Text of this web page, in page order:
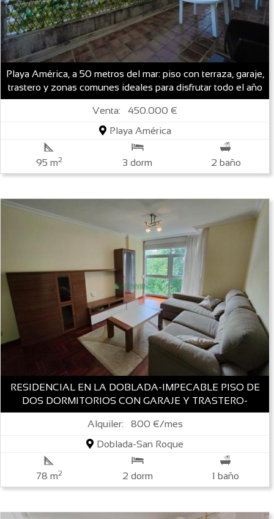
Playa América, a 50 metros del mar: piso con terraza, garaje,
trastero y zonas comunes ideales para disfrutar todo el año
Venta: 450.000 €
Playa América
95 m2 3 dorm 2 baño
RESIDENCIAL EN LA DOBLADA-IMPECABLE PISO DE
DOS DORMITORIOS CON GARAJE Y TRASTERO-
Alquiler: 800 €/mes
Doblada-San Roque
78 m2 2 dorm 1 baño